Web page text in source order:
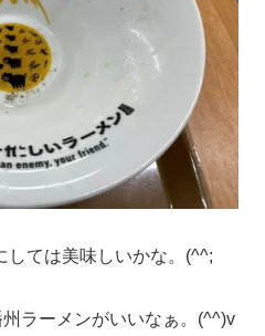
しては美味しいかな。(^^;
ラーメンがいいなぁ。(^^)v